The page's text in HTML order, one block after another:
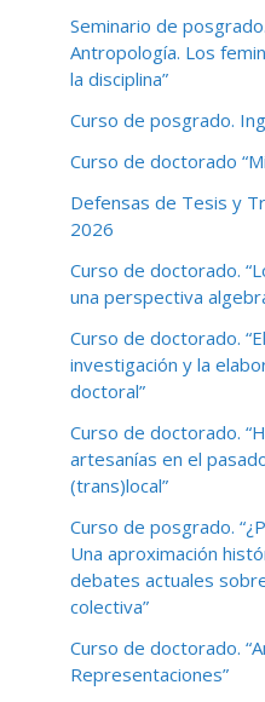
Seminario de
Antropología. Los
la disciplina”
Curso de posgrado.
Curso de doctorado
Defensas de Tesis y
2026
Curso de doctorado.
una perspectiva
Curso de doctorado.
investigación y la
doctoral”
Curso de doctorado.
artesanías en el
(trans)local”
Curso de posgrado.
Una aproximación
debates actuales
colectiva”
Curso de doctorado.
Representaciones”